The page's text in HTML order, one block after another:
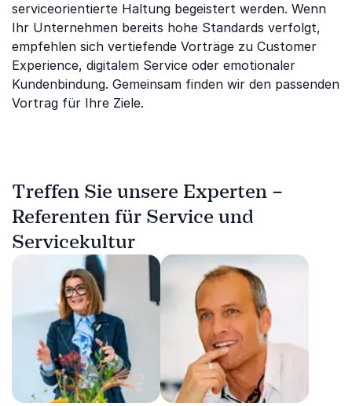
serviceorientierte Haltung begeistert werden. Wenn
Ihr Unternehmen bereits hohe Standards verfolgt,
empfehlen sich vertiefende Vorträge zu Customer
Experience, digitalem Service oder emotionaler
Kundenbindung. Gemeinsam finden wir den passenden
Vortrag für Ihre Ziele.
Treffen Sie unsere Experten –
Referenten für Service und
Servicekultur